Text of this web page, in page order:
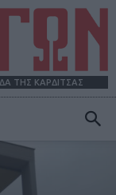
ΤΗΣ ΚΑΡΔΙΤΣΑΣ